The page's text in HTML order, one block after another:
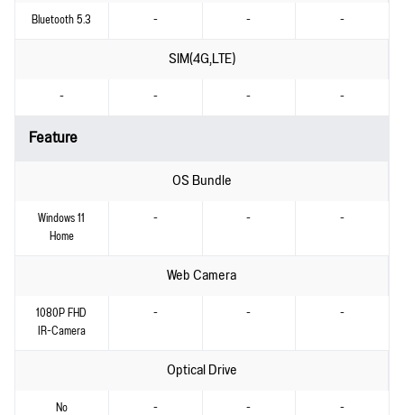
Bluetooth 5.3 - - -
SIM(4G,LTE)
- - - -
Feature
OS Bundle
Windows 11
Home
- - -
Web Camera
1080P FHD
IR-Camera
- - -
Optical Drive
No - - -